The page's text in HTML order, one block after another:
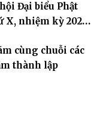
Đại biểu Phật
X, nhiệm kỳ 2026-
cùng chuỗi các
thành lập